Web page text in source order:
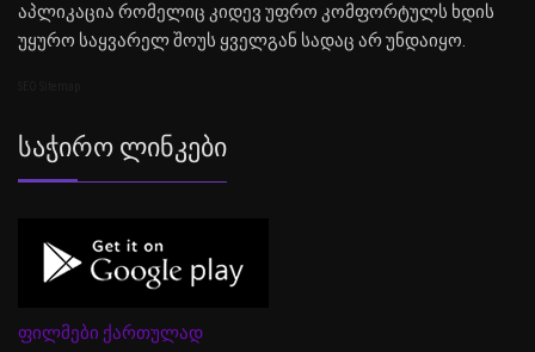
აპლიკაცია რომელიც კიდევ უფრო კომფორტულს ხდის
უყურო საყვარელ შოუს ყველგან სადაც არ უნდაიყო.
Საჭირო Ლინკები
ფილმები ქართულად